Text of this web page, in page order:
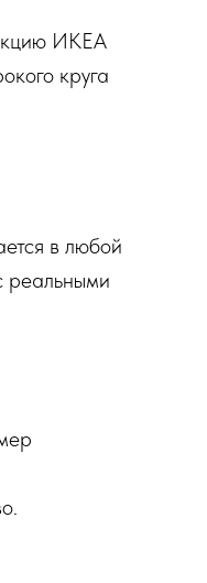
ИКЕА
круга
в любой
реальными